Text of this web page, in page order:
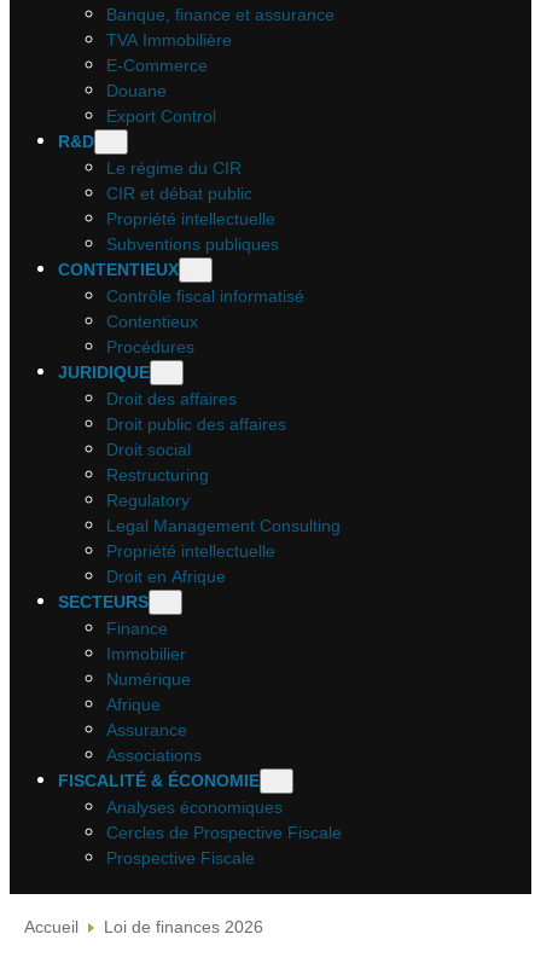
Banque, finance et assurance
TVA Immobilière
E-Commerce
Douane
Export Control
R&D
Le régime du CIR
CIR et débat public
Propriété intellectuelle
Subventions publiques
CONTENTIEUX
Contrôle fiscal informatisé
Contentieux
Procédures
JURIDIQUE
Droit des affaires
Droit public des affaires
Droit social
Restructuring
Regulatory
Legal Management Consulting
Propriété intellectuelle
Droit en Afrique
SECTEURS
Finance
Immobilier
Numérique
Afrique
Assurance
Associations
FISCALITÉ & ÉCONOMIE
Analyses économiques
Cercles de Prospective Fiscale
Prospective Fiscale
Accueil Loi de finances 2026